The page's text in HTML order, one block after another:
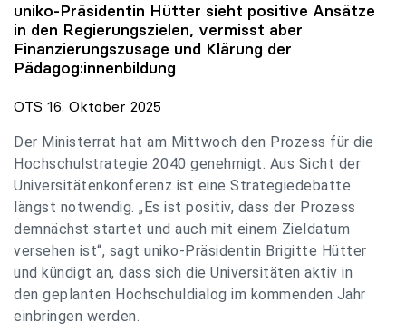
uniko-Präsidentin Hütter sieht positive Ansätze
in den Regierungszielen, vermisst aber
Finanzierungszusage und Klärung der
Pädagog:innenbildung
OTS 16. Oktober 2025
Der Ministerrat hat am Mittwoch den Prozess für die
Hochschulstrategie 2040 genehmigt. Aus Sicht der
Universitätenkonferenz ist eine Strategiedebatte
längst notwendig. „Es ist positiv, dass der Prozess
demnächst startet und auch mit einem Zieldatum
versehen ist“, sagt uniko-Präsidentin Brigitte Hütter
und kündigt an, dass sich die Universitäten aktiv in
den geplanten Hochschuldialog im kommenden Jahr
einbringen werden.